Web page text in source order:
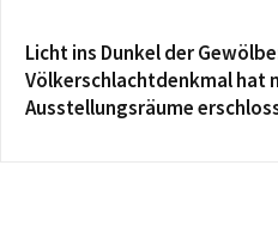
Licht ins Dunkel der
Völkerschlachtdenkmal hat
Ausstellungsräume